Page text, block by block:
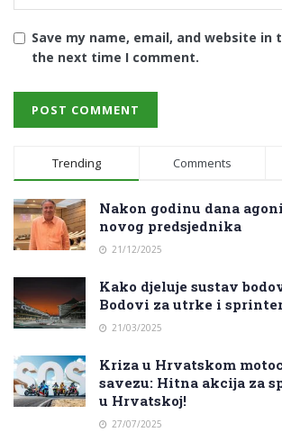
Save my name, email, and website in
the next time I comment.
Trending Comments
Nakon godinu dana
novog predsjednika
21/12/2025
Kako djeluje sustav
Bodovi za utrke i
21/03/2025
Kriza u Hrvatskom
savezu: Hitna akcija za
u Hrvatskoj!
27/07/2025